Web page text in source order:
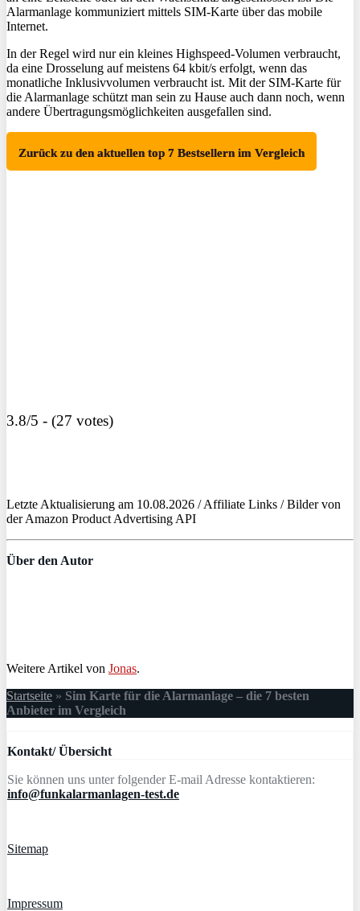
Alarmanlage kommuniziert mittels SIM-Karte über das mobile
Internet.
In der Regel wird nur ein kleines Highspeed-Volumen verbraucht,
da eine Drosselung auf meistens 64 kbit/s erfolgt, wenn das
monatliche Inklusivvolumen verbraucht ist. Mit der SIM-Karte für
die Alarmanlage schützt man sein zu Hause auch dann noch, wenn
andere Übertragungsmöglichkeiten ausgefallen sind.
Zurück zu den aktuellen top 7 Bestsellern im Vergleich
3.8/5 - (27 votes)
Letzte Aktualisierung am 10.08.2026 / Affiliate Links / Bilder von
der Amazon Product Advertising API
Über den Autor
Weitere Artikel von Jonas.
Startseite » Sim Karte für die Alarmanlage – die 7 besten
Anbieter im Vergleich
Kontakt/ Übersicht
Sie können uns unter folgender E-mail Adresse kontaktieren:
info@funkalarmanlagen-test.de
Sitemap
Impressum